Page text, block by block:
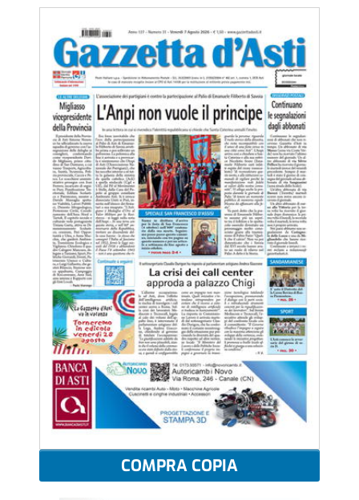
COMPRA COPIA